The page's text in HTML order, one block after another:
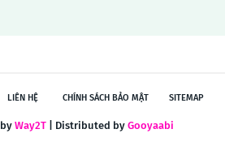
LIÊN HỆ CHÍNH SÁCH BẢO MẬT SITEMAP
by Way2T | Distributed by Gooyaabi